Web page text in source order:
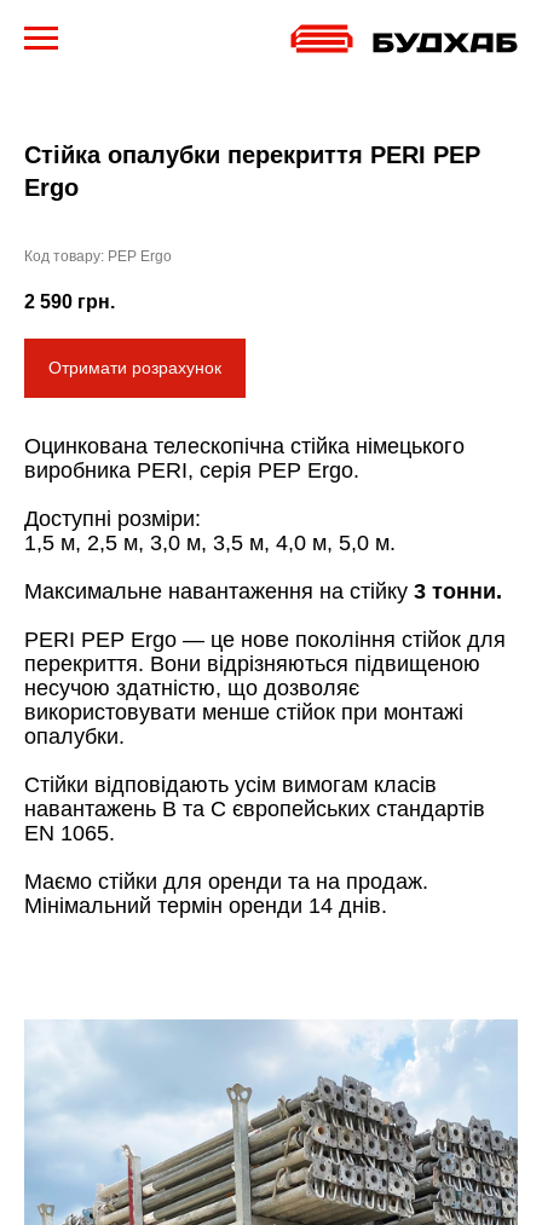
Стійка опалубки перекриття PERI PEP
Ergo
Код товару: PEP Ergo
2 590 грн.
Отримати розрахунок
Оцинкована телескопічна стійка німецького
виробника PERI, серія PEP Ergo.
Доступні розміри:
1,5 м, 2,5 м, 3,0 м, 3,5 м, 4,0 м, 5,0 м.
Максимальне навантаження на стійку 3 тонни.
PERI PEP Ergo — це нове покоління стійок для
перекриття. Вони відрізняються підвищеною
несучою здатністю, що дозволяє
використовувати менше стійок при монтажі
опалубки.
Стійки відповідають усім вимогам класів
навантажень B та C європейських стандартів
EN 1065.
Маємо стійки для оренди та на продаж.
Мінімальний термін оренди 14 днів.